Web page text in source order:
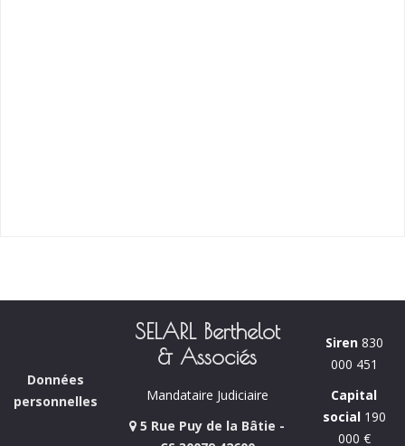
Données
personnelles
SELARL Berthelot
& Associés
Mandataire Judiciaire
5 Rue Puy de la Bâtie -
Siren830
000 451
Capital
social190
000 €